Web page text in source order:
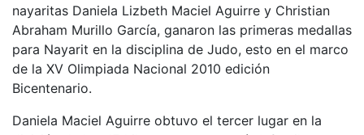
nayaritas Daniela Lizbeth Maciel Aguirre y Christian
Abraham Murillo García, ganaron las primeras medallas
para Nayarit en la disciplina de Judo, esto en el marco
de la XV Olimpiada Nacional 2010 edición
Bicentenario.
Daniela Maciel Aguirre obtuvo el tercer lugar en la